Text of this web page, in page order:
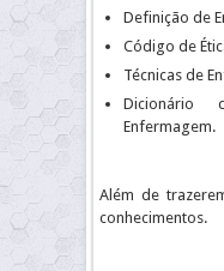
Definição de
Código de
Técnicas de
Dicionário
Enfermagem.
Além de
conhecimentos.